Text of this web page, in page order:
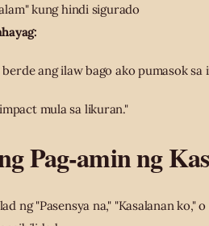
kung hindi sigurado
ang ilaw bago ako pumasok sa
mula sa likuran."
Pag-amin ng
ng "Pasensya na," "Kasalanan